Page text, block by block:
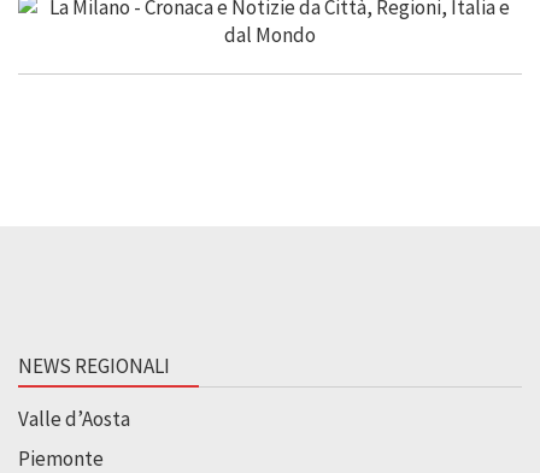
NEWS REGIONALI
Valle d’Aosta
Piemonte